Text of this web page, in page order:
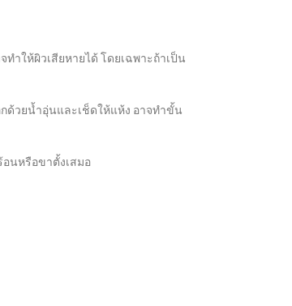
ำให้ผิวเสียหายได้ โดยเฉพาะถ้าเป็น
ด้วยน้ำอุ่นและเช็ดให้แห้ง อาจทำขั้น
นหรือขาตั้งเสมอ